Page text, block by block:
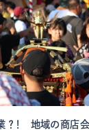
？！ 地域の商店